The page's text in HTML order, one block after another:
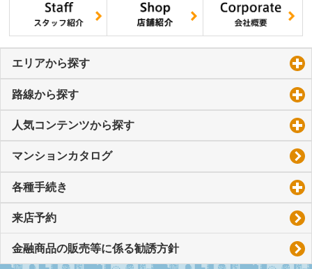
エリアから探す
路線から探す
人気コンテンツから探す
マンションカタログ
各種手続き
来店予約
金融商品の販売等に係る勧誘方針